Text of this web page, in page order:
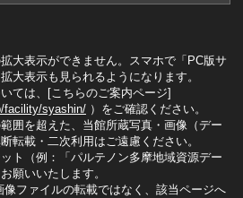
大表示ができません。スマホで「PC版サ
大表示も見られるようになります。
ては、[こちらのご案内ページ]
facility/syashin/）をご確認ください。
囲を超えた、当館所蔵写真・画像（デー
転載・二次利用はご遠慮ください。
ト（例：「パルテノン多摩地域資源デー
願いいたします。
ファイルの転載ではなく、該当ページへ